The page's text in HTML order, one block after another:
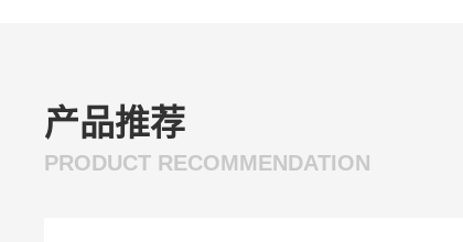
产品推荐
PRODUCT RECOMMENDATION